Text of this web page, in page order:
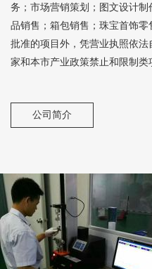
务；市场营销策划；图文设计
品销售；箱包销售；珠宝首饰
批准的项目外，凭营业执照依
家和本市产业政策禁止和限制类
公司简介